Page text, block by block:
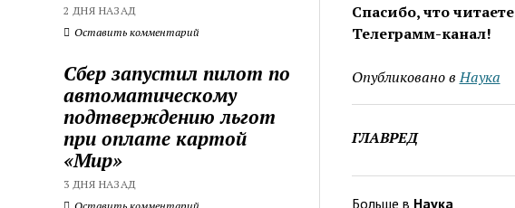
2 ДНЯ НАЗАД
Оставить комментарий
Сбер запустил пилот по
автоматическому
подтверждению льгот
при оплате картой
«Мир»
3 ДНЯ НАЗАД
Оставить комментарий
Спасибо, что
Телеграмм-канал!
Опубликовано в Наука
ГЛАВРЕД
Больше в Наука